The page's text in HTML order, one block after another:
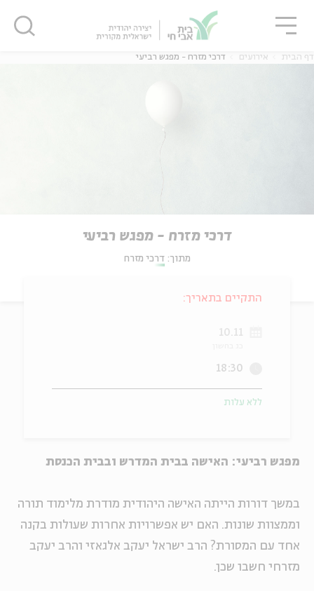
דף הבית אירועים דרכי מזרח - מפגש רביעי
דרכי מזרח - מפגש רביעי
מתוך: דרכי מזרח
מפגש רביעי: האישה בבית המדרש ובבית הכנסת
במשך דורות הייתה האישה היהודית מודרת מלימוד תורה
וממצוות שונות. האם יש אפשרויות אחרות שעולות בקנה
אחד עם המסורת? הרב ישראל יעקב אלגאזי והרב יעקב
מזרחי חשבו שכן.
התקיים בתאריך:
10.11
18:30
ללא עלות
סגור